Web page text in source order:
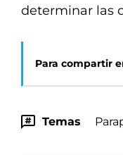
determinar las
Para compartir
Temas